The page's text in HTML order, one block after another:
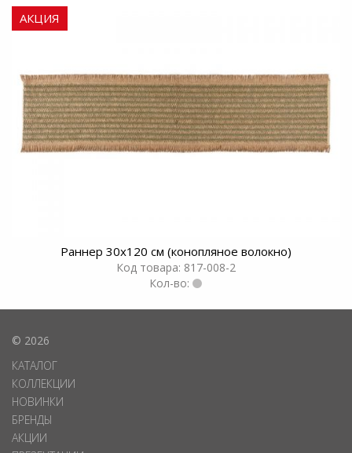
АКЦИЯ
Раннер 30х120 см (конопляное волокно)
Код товара: 817-008-2
Кол-во:
© 2026
КАТАЛОГ
КОЛЛЕКЦИИ
НОВИНКИ
БРЕНДЫ
АКЦИИ